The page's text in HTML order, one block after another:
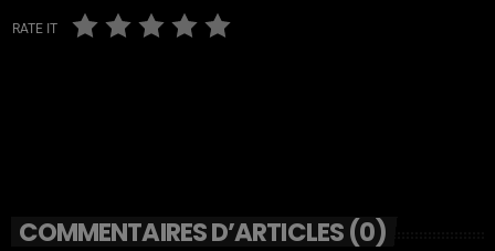
RATE IT
COMMENTAIRES D’ARTICLES (0)